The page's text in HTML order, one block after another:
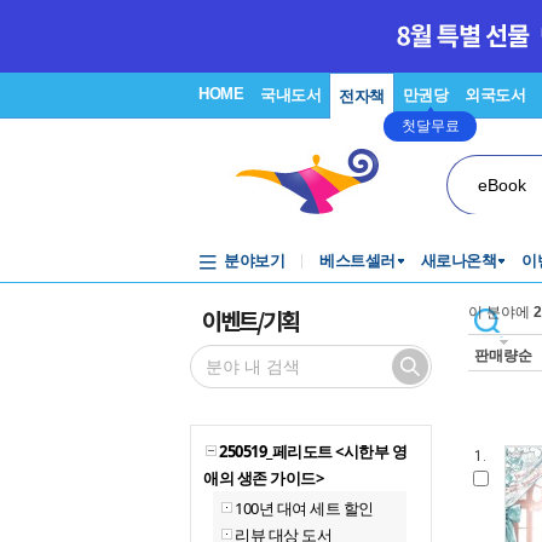
HOME 국내도서 전자책 만권당
첫달무료
외국도서
eBook
분야보기 베스트셀러 새로나온책 이
이벤트/기획
250519_페리도트 <시한부 영
애의 생존 가이드>
100년 대여 세트 할인
리뷰 대상 도서
이 분야에 2
판매량순
1.